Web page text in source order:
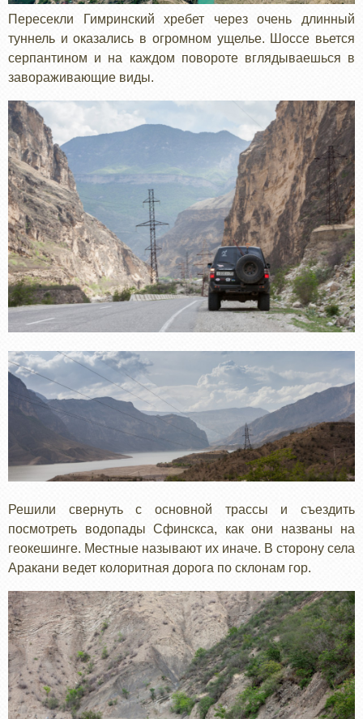
Пересекли Гимринский хребет через очень длинный
туннель и оказались в огромном ущелье. Шоссе вьется
серпантином и на каждом повороте вглядываешься в
завораживающие виды.
Решили свернуть с основной трассы и съездить
посмотреть водопады Сфинскса, как они названы на
геокешинге. Местные называют их иначе. В сторону села
Аракани ведет колоритная дорога по склонам гор.